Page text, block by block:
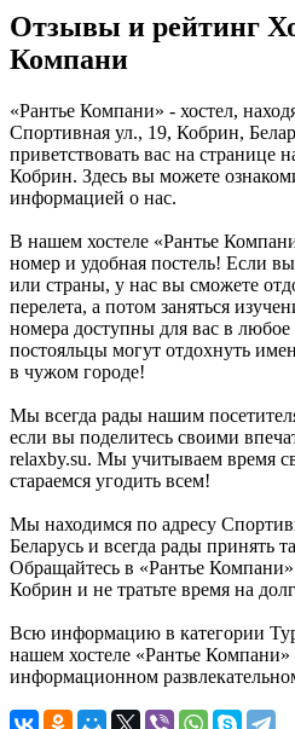
Отзывы и рейтинг
Компани
«Рантье Компани» - хостел,
Спортивная ул., 19, Кобрин,
приветствовать вас на странице
Кобрин. Здесь вы можете
информацией о нас.
В нашем хостеле «Рантье
номер и удобная постель! Если
или страны, у нас вы сможете
перелета, а потом заняться
номера доступны для вас в
постояльцы могут отдохнуть
в чужом городе!
Мы всегда рады нашим
если вы поделитесь своими
relaxby.su. Мы учитываем время
стараемся угодить всем!
Мы находимся по адресу
Беларусь и всегда рады принять
Обращайтесь в «Рантье
Кобрин и не тратьте время на
Всю информацию в категории
нашем хостеле «Рантье
информационном